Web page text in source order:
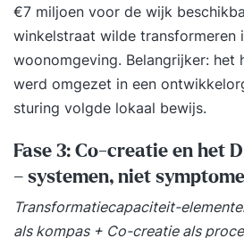
€7 miljoen voor de wijk
winkelstraat wilde transformeren
woonomgeving. Belangrijker: het
werd omgezet in een
sturing volgde lokaal bewijs.
Fase 3: Co-creatie en het
– systemen, niet
Transformatiecapaciteit-
als kompas + Co-creatie als